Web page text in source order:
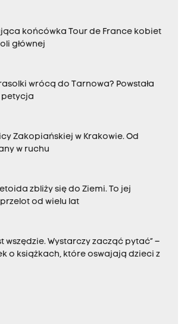
końcówka Tour de France kobiet
głównej
wrócą do Tarnowa? Powstała
Zakopiańskiej w Krakowie. Od
w ruchu
zbliży się do Ziemi. To jej
od wielu lat
wszędzie. Wystarczy zacząć pytać” –
o książkach, które oswajają dzieci z